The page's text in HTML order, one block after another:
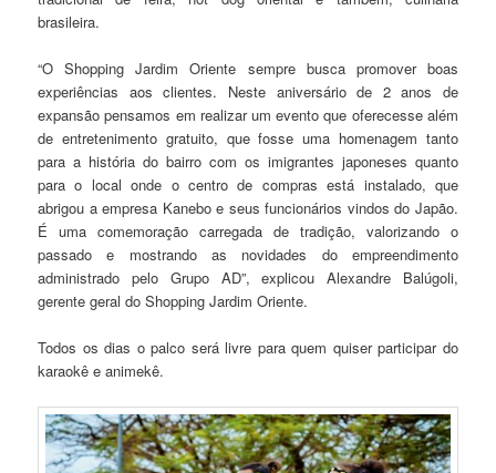
brasileira.
“O Shopping Jardim Oriente sempre busca promover boas
experiências aos clientes. Neste aniversário de 2 anos de
expansão pensamos em realizar um evento que oferecesse além
de entretenimento gratuito, que fosse uma homenagem tanto
para a história do bairro com os imigrantes japoneses quanto
para o local onde o centro de compras está instalado, que
abrigou a empresa Kanebo e seus funcionários vindos do Japão.
É uma comemoração carregada de tradição, valorizando o
passado e mostrando as novidades do empreendimento
administrado pelo Grupo AD”, explicou Alexandre Balúgoli,
gerente geral do Shopping Jardim Oriente.
Todos os dias o palco será livre para quem quiser participar do
karaokê e animekê.